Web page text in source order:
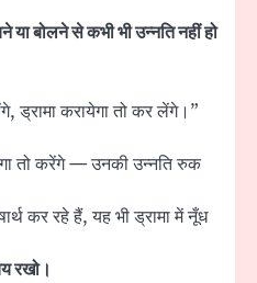
या बोलने से कभी भी उन्नति नहीं हो
ड्रामा करायेगा तो कर लेंगे।”
तो करेंगे — उनकी उन्नति रुक
कर रहे हैं, यह भी ड्रामा में नूँध
रखो।